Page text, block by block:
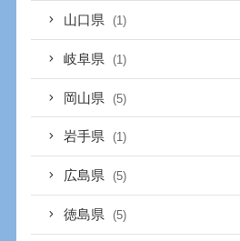
山口県 (1)
岐阜県 (1)
岡山県 (5)
岩手県 (1)
広島県 (5)
徳島県 (5)